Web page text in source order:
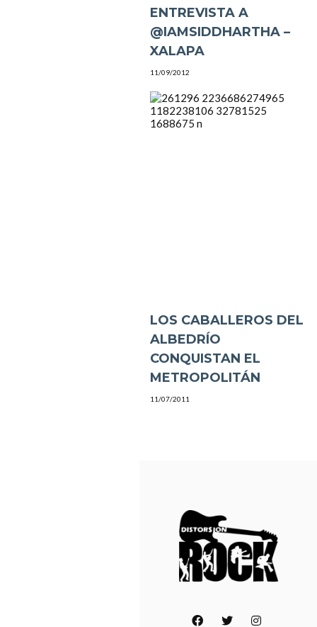
ENTREVISTA A
@IAMSIDDHARTHA –
XALAPA
11/09/2012
LOS CABALLEROS DEL
ALBEDRÍO
CONQUISTAN EL
METROPOLITÁN
11/07/2011